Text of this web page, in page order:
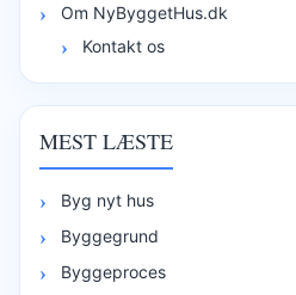
Om NyByggetHus.dk
Kontakt os
MEST LÆSTE
Byg nyt hus
Byggegrund
Byggeproces